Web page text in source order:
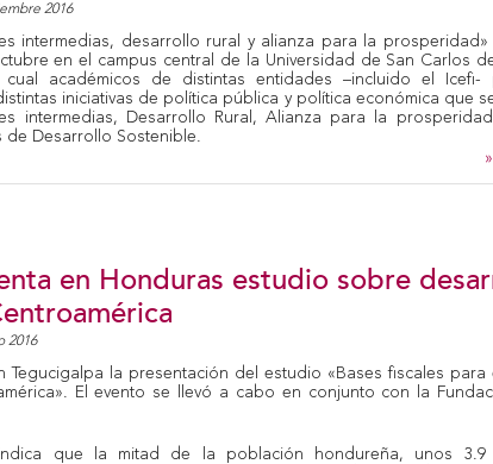
2016
intermedias, desarrollo rural y alianza para la prosperidad»
en el campus central de la Universidad de San Carlos
académicos de distintas entidades –incluido el Icefi-
iniciativas de política pública y política económica que
intermedias, Desarrollo Rural, Alianza para la
de Desarrollo Sostenible.
en Honduras estudio sobre
2016
Tegucigalpa la presentación del estudio «Bases fiscales
El evento se llevó a cabo en conjunto con la
que la mitad de la población hondureña, unos 3.9